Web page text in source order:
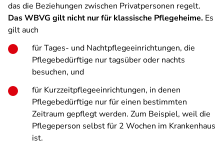
das die Beziehungen zwischen Privatpersonen regelt.
Das WBVG gilt nicht nur für klassische Pflegeheime. Es
gilt auch
für Tages- und Nachtpflegeeinrichtungen, die
Pflegebedürftige nur tagsüber oder nachts
besuchen, und
für Kurzzeitpflegeeinrichtungen, in denen
Pflegebedürftige nur für einen bestimmten
Zeitraum gepflegt werden. Zum Beispiel, weil die
Pflegeperson selbst für 2 Wochen im Krankenhaus
ist.